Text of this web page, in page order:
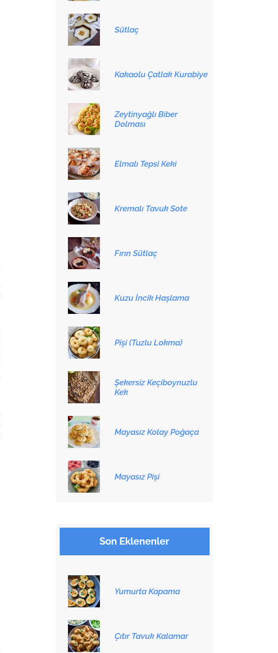
Sütlaç
Kakaolu Çatlak Kurabiye
Zeytinyağlı Biber
Dolması
Elmalı Tepsi Keki
Kremalı Tavuk Sote
Fırın Sütlaç
Kuzu İncik Haşlama
Pişi (Tuzlu Lokma)
Şekersiz Keçiboynuzlu
Kek
Mayasız Kolay Poğaça
Mayasız Pişi
Son Eklenenler
Yumurta Kapama
Çıtır Tavuk Kalamar